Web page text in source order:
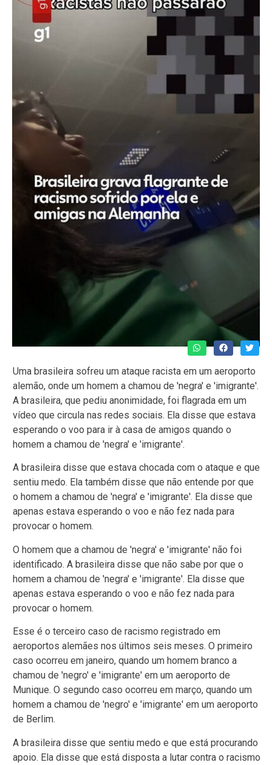
Uma brasileira sofreu um ataque racista em um aeroporto
alemão, onde um homem a chamou de 'negra' e 'imigrante'.
A brasileira, que pediu anonimidade, foi flagrada em um
vídeo que circula nas redes sociais. Ela disse que estava
esperando o voo para ir à casa de amigos quando o
homem a chamou de 'negra' e 'imigrante'.
A brasileira disse que estava chocada com o ataque e que
sentiu medo. Ela também disse que não entende por que
o homem a chamou de 'negra' e 'imigrante'. Ela disse que
apenas estava esperando o voo e não fez nada para
provocar o homem.
O homem que a chamou de 'negra' e 'imigrante' não foi
identificado. A brasileira disse que não sabe por que o
homem a chamou de 'negra' e 'imigrante'. Ela disse que
apenas estava esperando o voo e não fez nada para
provocar o homem.
Esse é o terceiro caso de racismo registrado em
aeroportos alemães nos últimos seis meses. O primeiro
caso ocorreu em janeiro, quando um homem branco a
chamou de 'negro' e 'imigrante' em um aeroporto de
Munique. O segundo caso ocorreu em março, quando um
homem a chamou de 'negro' e 'imigrante' em um aeroporto
de Berlim.
A brasileira disse que sentiu medo e que está procurando
apoio. Ela disse que está disposta a lutar contra o racismo